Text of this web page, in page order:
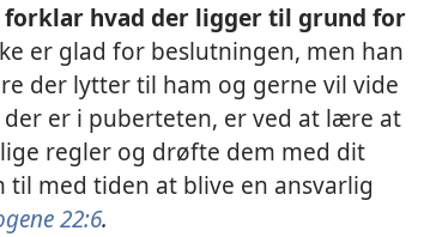
forklar hvad der ligger til grund for
er glad for beslutningen, men han
der lytter til ham og gerne vil vide
er i puberteten, er ved at lære at
regler og drøfte dem med dit
med tiden at blive en ansvarlig
22:6.